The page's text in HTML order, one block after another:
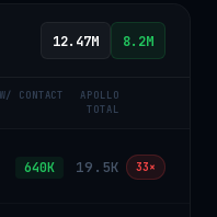
12.47M 8.2M
W/ CONTACT
APOLLO
TOTAL
640K 19.5K 33×